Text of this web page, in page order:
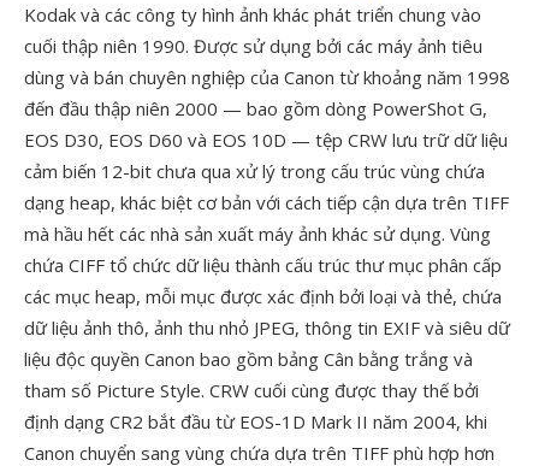
Kodak và các công ty hình ảnh khác phát triển chung vào
cuối thập niên 1990. Được sử dụng bởi các máy ảnh tiêu
dùng và bán chuyên nghiệp của Canon từ khoảng năm 1998
đến đầu thập niên 2000 — bao gồm dòng PowerShot G,
EOS D30, EOS D60 và EOS 10D — tệp CRW lưu trữ dữ liệu
cảm biến 12-bit chưa qua xử lý trong cấu trúc vùng chứa
dạng heap, khác biệt cơ bản với cách tiếp cận dựa trên TIFF
mà hầu hết các nhà sản xuất máy ảnh khác sử dụng. Vùng
chứa CIFF tổ chức dữ liệu thành cấu trúc thư mục phân cấp
các mục heap, mỗi mục được xác định bởi loại và thẻ, chứa
dữ liệu ảnh thô, ảnh thu nhỏ JPEG, thông tin EXIF và siêu dữ
liệu độc quyền Canon bao gồm bảng Cân bằng trắng và
tham số Picture Style. CRW cuối cùng được thay thế bởi
định dạng CR2 bắt đầu từ EOS-1D Mark II năm 2004, khi
Canon chuyển sang vùng chứa dựa trên TIFF phù hợp hơn